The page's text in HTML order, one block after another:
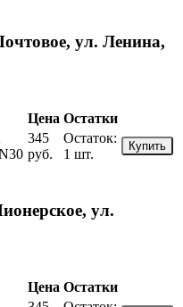
ул. Ленина,
Цена Остатки
345
руб.
Остаток:
1 шт.
Купить
ул.
Цена Остатки